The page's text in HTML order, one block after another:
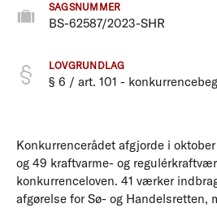
SAGSNUMMER
BS-62587/2023-SHR
LOVGRUNDLAG
§ 6 / art. 101 -
Konkurrencerådet afgjorde i
og 49 kraftvarme- og
konkurrenceloven. 41 værker
afgørelse for Sø- og Handelsretten,